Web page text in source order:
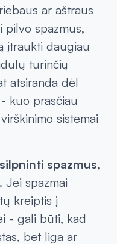
ar aštraus
pilvo spazmus,
įtraukti daugiau
turinčių
atsiranda dėl
kuo prasčiau
sistemai
spazmus,
Jei spazmai
kreiptis į
- gali būti, kad
bet liga ar